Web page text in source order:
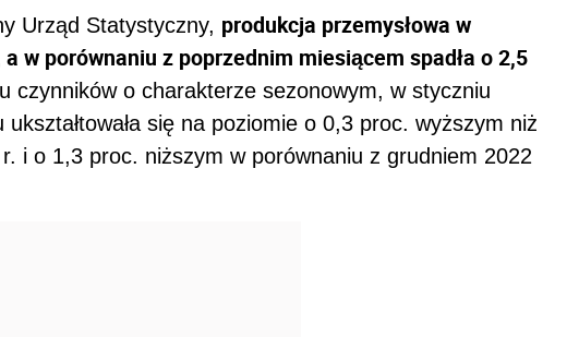
Urząd Statystyczny, produkcja przemysłowa w
w porównaniu z poprzednim miesiącem spadła o 2,5
czynników o charakterze sezonowym, w styczniu
się na poziomie o 0,3 proc. wyższym niż
i o 1,3 proc. niższym w porównaniu z grudniem 2022